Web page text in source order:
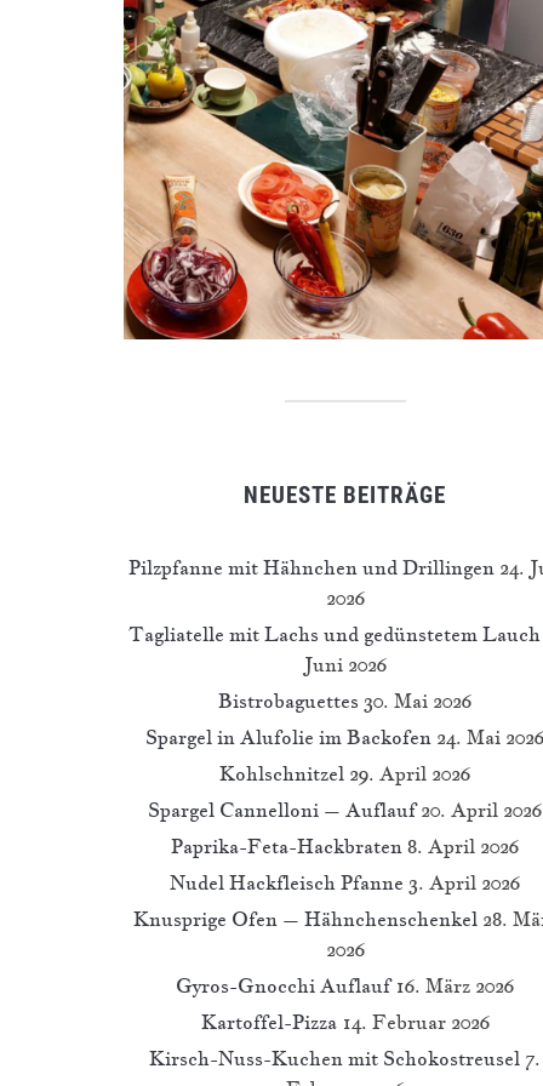
NEUESTE BEITRÄGE
Pilzpfanne mit Hähnchen und Drillingen 24.
2026
Tagliatelle mit Lachs und gedünstetem Lauch
Juni 2026
Bistrobaguettes 30. Mai 2026
Spargel in Alufolie im Backofen 24. Mai 2026
Kohlschnitzel 29. April 2026
Spargel Cannelloni – Auflauf 20. April 2026
Paprika-Feta-Hackbraten 8. April 2026
Nudel Hackfleisch Pfanne 3. April 2026
Knusprige Ofen – Hähnchenschenkel 28.
2026
Gyros-Gnocchi Auflauf 16. März 2026
Kartoffel-Pizza 14. Februar 2026
Kirsch-Nuss-Kuchen mit Schokostreusel 7.